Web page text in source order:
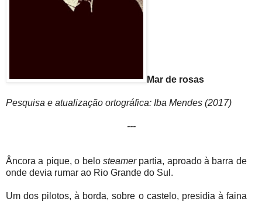
Mar de rosas
Pesquisa e atualização ortográfica: Iba Mendes (2017)
---
Âncora a pique, o belo steamer partia, aproado à barra de
onde devia rumar ao Rio Grande do Sul.
Um dos pilotos, à borda, sobre o castelo, presidia à faina